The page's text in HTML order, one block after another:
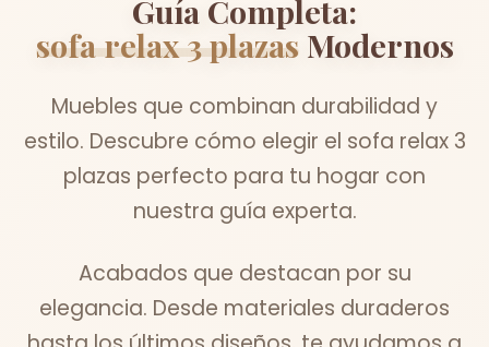
Guía Completa:
sofa relax 3 plazasModernos
Muebles que combinan durabilidad y
estilo. Descubre cómo elegir el sofa relax 3
plazas perfecto para tu hogar con
nuestra guía experta.
Acabados que destacan por su
elegancia. Desde materiales duraderos